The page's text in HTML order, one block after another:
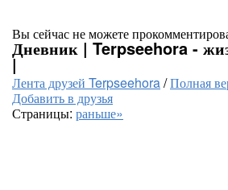
Вы сейчас не можете
Дневник | Terpseehora -
|
Лента друзей Terpseehora/Полная
Добавить в друзья
Страницы: раньше»